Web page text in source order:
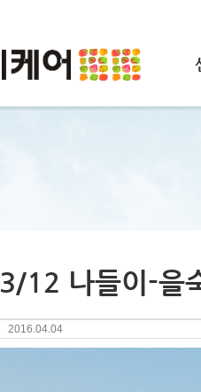
3/12 나들이-을
2016.04.04